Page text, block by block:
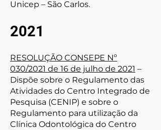
Unicep – São Carlos.
2021
RESOLUÇÃO CONSEPE Nº
030/2021 de 16 de julho de 2021 –
Dispõe sobre o Regulamento das
Atividades do Centro Integrado de
Pesquisa (CENIP) e sobre o
Regulamento para utilização da
Clínica Odontológica do Centro